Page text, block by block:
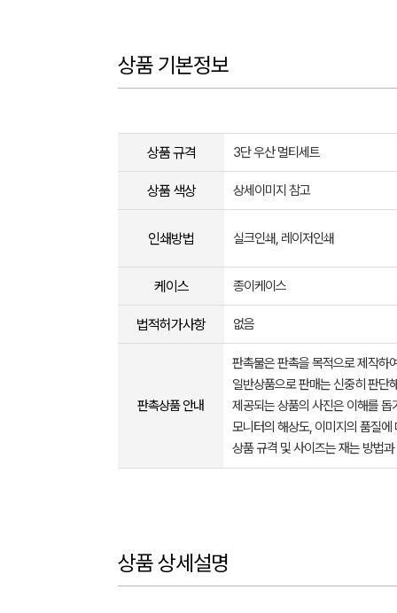
상품 기본정보
상품 규격 3단 우산 멀티세트
상품 색상 상세이미지 참고
인쇄방법 실크인쇄, 레이저인쇄
케이스 종이케이스
법적허가사항 없음
판촉상품 안내
판촉물은 판촉을 목적으로 제작하
일반상품으로 판매는 신중히 판단
제공되는 상품의 사진은 이해를
모니터의 해상도, 이미지의 품질
상품 규격 및 사이즈는 재는 방법
상품 상세설명